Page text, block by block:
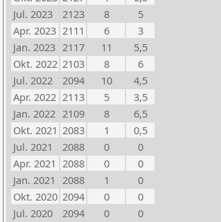
Jul. 2023
2123 8
5
Apr. 2023 2111 6
3
Jan. 2023 2117 11
5,5
Okt. 2022 2103 8
6
Jul. 2022
2094 10
4,5
Apr. 2022 2113 5
3,5
Jan. 2022 2109 8
6,5
Okt. 2021 2083 1
0,5
Jul. 2021
2088 0
0
Apr. 2021 2088 0
0
Jan. 2021 2088 1
0
Okt. 2020 2094 0
0
Jul. 2020
2094 0
0